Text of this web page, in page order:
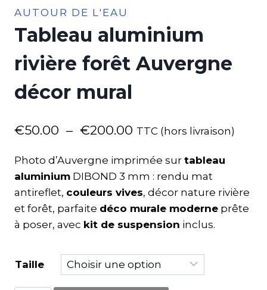
AUTOUR DE L'EAU
Tableau aluminium
rivière forêt Auvergne
décor mural
€50.00 – €200.00 TTC (hors livraison)
Photo d’Auvergne imprimée sur tableau
aluminium DIBOND 3 mm : rendu mat
antireflet, couleurs vives, décor nature rivière
et forêt, parfaite déco murale moderne prête
à poser, avec kit de suspension inclus.
Taille